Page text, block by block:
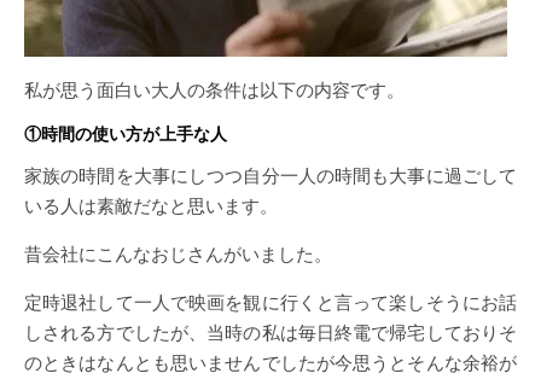
私が思う面白い大人の条件は以下の内容です。
①時間の使い方が上手な人
家族の時間を大事にしつつ自分一人の時間も大事に過ごして
いる人は素敵だなと思います。
昔会社にこんなおじさんがいました。
定時退社して一人で映画を観に行くと言って楽しそうにお話
しされる方でしたが、当時の私は毎日終電で帰宅しておりそ
のときはなんとも思いませんでしたが今思うとそんな余裕が